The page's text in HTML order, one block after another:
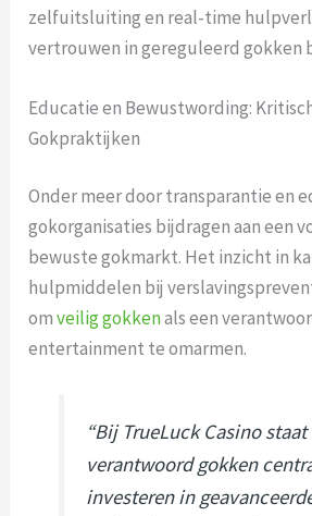
zelfuitsluiting en real-time
vertrouwen in gereguleerd gokken
Educatie en Bewustwording:
Gokpraktijken
Onder meer door transparantie en
gokorganisaties bijdragen aan een
bewuste gokmarkt. Het inzicht in
hulpmiddelen bij
omveilig gokkenals een
entertainment te omarmen.
“Bij TrueLuck Casino staat
verantwoord gokken
investeren in